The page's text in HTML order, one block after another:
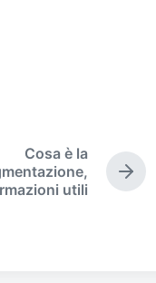
N
e
Cosa è la
utili